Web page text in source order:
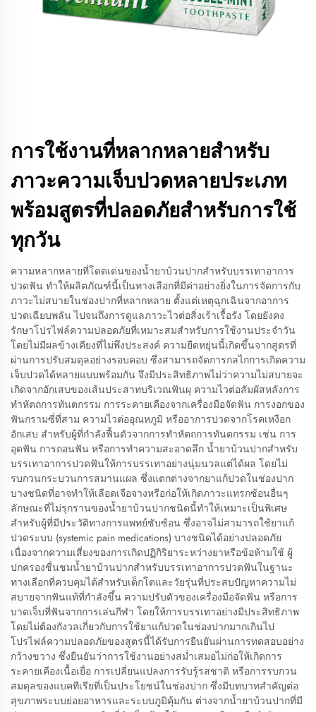
การใช้งานที่หลากหลายสำหรับ
ภาวะความเจ็บปวดหลายประเภท
พร้อมสูตรที่ปลอดภัยสำหรับการใช้
ทุกวัน
ความหลากหลายที่โดดเด่นของน้ำยาบ้วนปากสำหรับบรรเทาอาการ
ปวดฟัน ทำให้ผลิตภัณฑ์นี้เป็นทางเลือกที่มีค่าอย่างยิ่งในการจัดการกับ
ภาวะไม่สบายในช่องปากที่หลากหลาย ตั้งแต่เหตุฉุกเฉินจากอาการ
ปวดเฉียบพลัน ไปจนถึงการดูแลภาวะไวต่อสิ่งเร้าเรื้อรัง โดยยังคง
รักษาโปรไฟล์ความปลอดภัยที่เหมาะสมสำหรับการใช้งานประจำวัน
โดยไม่มีผลข้างเคียงที่ไม่พึงประสงค์ ความยืดหยุ่นนี้เกิดขึ้นจากสูตรที่
ผ่านการปรับสมดุลอย่างรอบคอบ ซึ่งสามารถจัดการกลไกการเกิดความ
เจ็บปวดได้หลายแบบพร้อมกัน จึงมีประสิทธิภาพไม่ว่าความไม่สบายจะ
เกิดจากอักเสบของเส้นประสาทบริเวณฟันผุ ความไวต่อสัมผัสหลังการ
ทำหัตถการทันตกรรม การระคายเคืองจากเครื่องมือจัดฟัน การงอกของ
ฟันกรามซี่ที่สาม ความไวต่ออุณหภูมิ หรืออาการปวดจากโรคเหงือก
อักเสบ สำหรับผู้ที่กำลังฟื้นตัวจากการทำหัตถการทันตกรรม เช่น การ
อุดฟัน การถอนฟัน หรือการทำความสะอาดลึก น้ำยาบ้วนปากสำหรับ
บรรเทาอาการปวดฟันให้การบรรเทาอย่างนุ่มนวลแต่ได้ผล โดยไม่
รบกวนกระบวนการสมานแผล ซึ่งแตกต่างจากยาแก้ปวดในช่องปาก
บางชนิดที่อาจทำให้เลือดเจือจางหรือก่อให้เกิดภาวะแทรกซ้อนอื่นๆ
ลักษณะที่ไม่รุกรานของน้ำยาบ้วนปากชนิดนี้ทำให้เหมาะเป็นพิเศษ
สำหรับผู้ที่มีประวัติทางการแพทย์ซับซ้อน ซึ่งอาจไม่สามารถใช้ยาแก้
ปวดระบบ (systemic pain medications) บางชนิดได้อย่างปลอดภัย
เนื่องจากความเสี่ยงของการเกิดปฏิกิริยาระหว่างยาหรือข้อห้ามใช้ ผู้
ปกครองชื่นชมน้ำยาบ้วนปากสำหรับบรรเทาอาการปวดฟันในฐานะ
ทางเลือกที่ควบคุมได้สำหรับเด็กโตและวัยรุ่นที่ประสบปัญหาความไม่
สบายจากฟันแท้ที่กำลังขึ้น ความปรับตัวของเครื่องมือจัดฟัน หรือการ
บาดเจ็บที่ฟันจากการเล่นกีฬา โดยให้การบรรเทาอย่างมีประสิทธิภาพ
โดยไม่ต้องกังวลเกี่ยวกับการใช้ยาแก้ปวดในช่องปากมากเกินไป
โปรไฟล์ความปลอดภัยของสูตรนี้ได้รับการยืนยันผ่านการทดสอบอย่าง
กว้างขวาง ซึ่งยืนยันว่าการใช้งานอย่างสม่ำเสมอไม่ก่อให้เกิดการ
ระคายเคืองเนื้อเยื่อ การเปลี่ยนแปลงการรับรู้รสชาติ หรือการรบกวน
สมดุลของแบคทีเรียที่เป็นประโยชน์ในช่องปาก ซึ่งมีบทบาทสำคัญต่อ
สุขภาพระบบย่อยอาหารและระบบภูมิคุ้มกัน ต่างจากน้ำยาบ้วนปากที่มี